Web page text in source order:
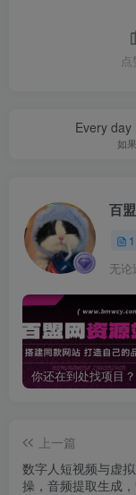
点
Every
如
百
无
上一篇
数字人短视频与虚
操，音频提取生成